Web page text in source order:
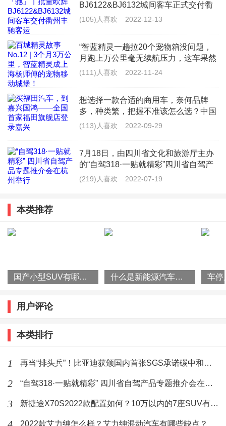
但首先，这个功能必须让货车驾驶室和货箱有一定的距
离，这样驾驶室才有空间向后移动。如果卡车超载，货
物可能会因为惯性从货箱中冲出来，或者作为一个整体
移动到驾驶室的后移空间，对驾驶室造成挤压。
安全气囊有什么危害吗
驾驶员或乘客在车辆受到撞击的一瞬间，与弹出的气袋
会发生直接碰撞。虽然气袋比较柔软，但是碰撞力却不
镜的话，说不定眼镜的镜片都会被击碎，眼睛可能会被
误伤。
量的气体与粉末。虽然对人体的伤害不大，但是粉末被
作者最新文章
6月19日，艾瑞泽8 PRO新品上市发布
BJ6122&BJ6132城间客车正式交付衢
州市丰驰客运有限公司（以下简称“衢
景区旅
(105)人喜欢 2022-12-13
“智蓝精灵一趟拉20个宠物箱没问题，
月跑上万公里毫无续航压力，这车果然
是&lsquo;能跑能装&rsquo;的VAN界天
(111)人喜欢 2022-11-24
想选择一款合适的商用车，奈何品牌
多，种类繁，把握不准该怎么选？中国
商用车领军品牌福田汽车给你最佳答
的用车
(113)人喜欢 2022-09-29
7月18日，由四川省文化和旅游厅主办
的“自驾318·一贴就精彩”四川省自驾产
品专题推介会在杭州举办。推介会上，
(219)人喜欢 2022-07-19
本类推荐
国产小型SUV有哪些？2022款瑞虎3x怎么样？ 什么是新能源汽车？国家为什么要大力发展新能源汽车？
用户评论
本类排行
1 再当“排头兵”！比亚迪获颁国内首张SGS承诺碳中和符合声明证书
2 “自驾318·一贴就精彩” 四川省自驾产品专题推介会在杭州举行
3 新捷途X70S2022款配置如何？10万以内的7座SUV有哪些？
2022款艾力绅怎么样？艾力绅混动汽车有哪些缺点？